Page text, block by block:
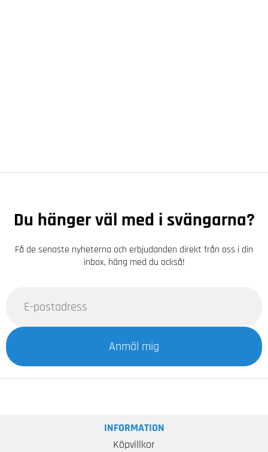
Du hänger väl med i svängarna?
Få de senaste nyheterna och erbjudanden direkt från oss i din
inbox, häng med du också!
Anmäl mig
INFORMATION
Köpvillkor